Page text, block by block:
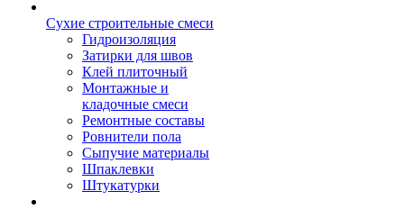
Сухие строительные смеси
Гидроизоляция
Затирки для швов
Клей плиточный
Монтажные и
кладочные смеси
Ремонтные составы
Ровнители пола
Сыпучие материалы
Шпаклевки
Штукатурки